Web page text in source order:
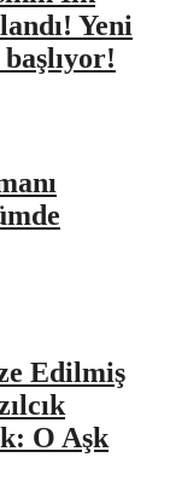
Yeni
Edilmiş
O Aşk